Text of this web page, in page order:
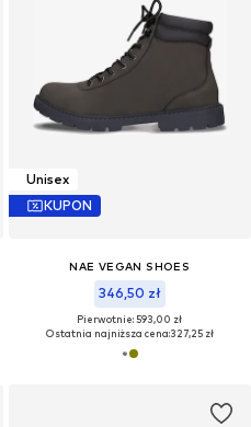
Unisex
KUPON
NAE VEGAN SHOES
346,50 zł
Pierwotnie: 593,00 zł
Ostatnia najniższa cena:327,25 zł